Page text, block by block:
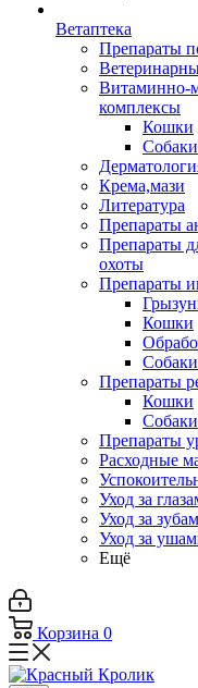
Ветаптека
Препараты
Витаминно-
комплексы
Кошки
Собаки
Крема,мази
Литература
Препараты
Препараты
охоты
Препараты
Кошки
Собаки
Препараты
Кошки
Собаки
Препараты
Расходные
Уход за
Уход за
Уход за
Ещё
Корзина 0